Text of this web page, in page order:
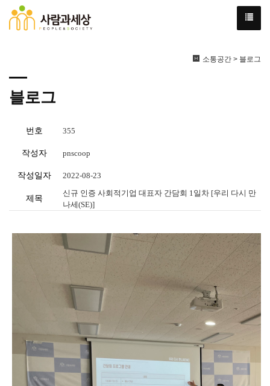
소통공간 > 블로그
블로그
번호 355
작성자 pnscoop
작성일자 2022-08-23
제목
신규 인증 사회적기업 대표자 간담회 1일차 [우리 다시 만
나세(SE)]